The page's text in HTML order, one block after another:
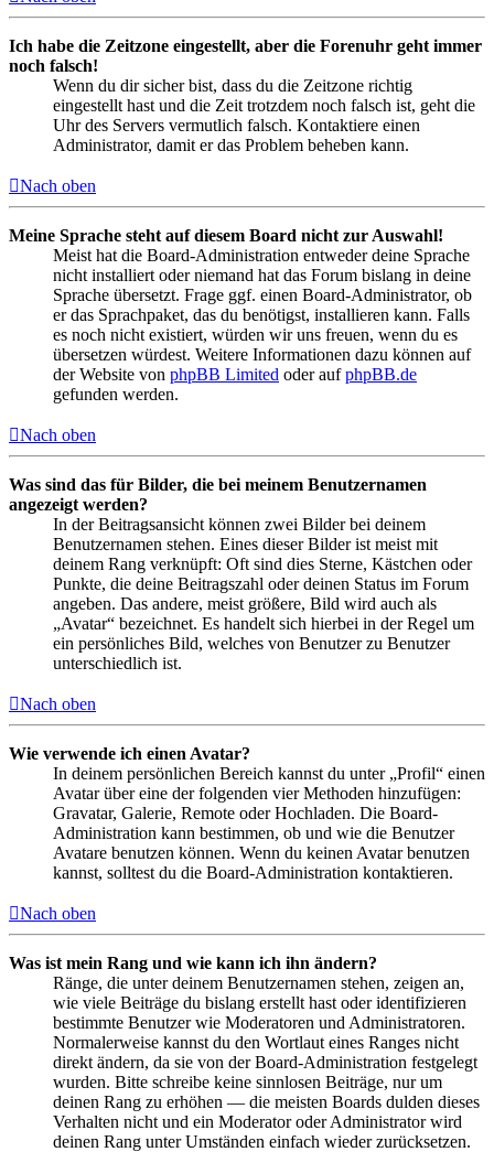
Ich habe die Zeitzone eingestellt, aber die Forenuhr geht immer
noch falsch!
Wenn du dir sicher bist, dass du die Zeitzone richtig
eingestellt hast und die Zeit trotzdem noch falsch ist, geht die
Uhr des Servers vermutlich falsch. Kontaktiere einen
Administrator, damit er das Problem beheben kann.
Nach oben
Meine Sprache steht auf diesem Board nicht zur Auswahl!
Meist hat die Board-Administration entweder deine Sprache
nicht installiert oder niemand hat das Forum bislang in deine
Sprache übersetzt. Frage ggf. einen Board-Administrator, ob
er das Sprachpaket, das du benötigst, installieren kann. Falls
es noch nicht existiert, würden wir uns freuen, wenn du es
übersetzen würdest. Weitere Informationen dazu können auf
der Website von phpBB Limited oder aufphpBB.de
gefunden werden.
Nach oben
Was sind das für Bilder, die bei meinem Benutzernamen
angezeigt werden?
In der Beitragsansicht können zwei Bilder bei deinem
Benutzernamen stehen. Eines dieser Bilder ist meist mit
deinem Rang verknüpft: Oft sind dies Sterne, Kästchen oder
Punkte, die deine Beitragszahl oder deinen Status im Forum
angeben. Das andere, meist größere, Bild wird auch als
„Avatar“ bezeichnet. Es handelt sich hierbei in der Regel um
ein persönliches Bild, welches von Benutzer zu Benutzer
unterschiedlich ist.
Nach oben
Wie verwende ich einen Avatar?
In deinem persönlichen Bereich kannst du unter „Profil“ einen
Avatar über eine der folgenden vier Methoden hinzufügen:
Gravatar, Galerie, Remote oder Hochladen. Die Board-
Administration kann bestimmen, ob und wie die Benutzer
Avatare benutzen können. Wenn du keinen Avatar benutzen
kannst, solltest du die Board-Administration kontaktieren.
Nach oben
Was ist mein Rang und wie kann ich ihn ändern?
Ränge, die unter deinem Benutzernamen stehen, zeigen an,
wie viele Beiträge du bislang erstellt hast oder identifizieren
bestimmte Benutzer wie Moderatoren und Administratoren.
Normalerweise kannst du den Wortlaut eines Ranges nicht
direkt ändern, da sie von der Board-Administration festgelegt
wurden. Bitte schreibe keine sinnlosen Beiträge, nur um
deinen Rang zu erhöhen — die meisten Boards dulden dieses
Verhalten nicht und ein Moderator oder Administrator wird
deinen Rang unter Umständen einfach wieder zurücksetzen.